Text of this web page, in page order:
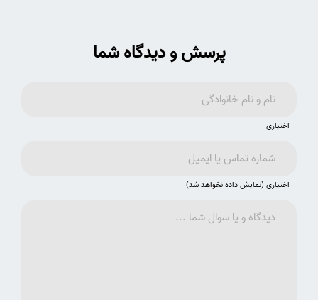
پرسش و دیدگاه شما
اختیاری
اختیاری (نمایش داده نخواهد شد)